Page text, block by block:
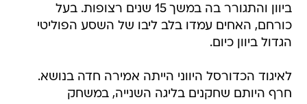
ביוון והתגורר בה במשך 15 שנים רצופות. בעל
כורחם, האחים עמדו בלב ליבו של השסע הפוליטי
הגדול ביוון כיום.
לאיגוד הכדורסל היווני הייתה אמירה חדה בנושא.
חרף היותם שחקנים בליגה השנייה, במשחק